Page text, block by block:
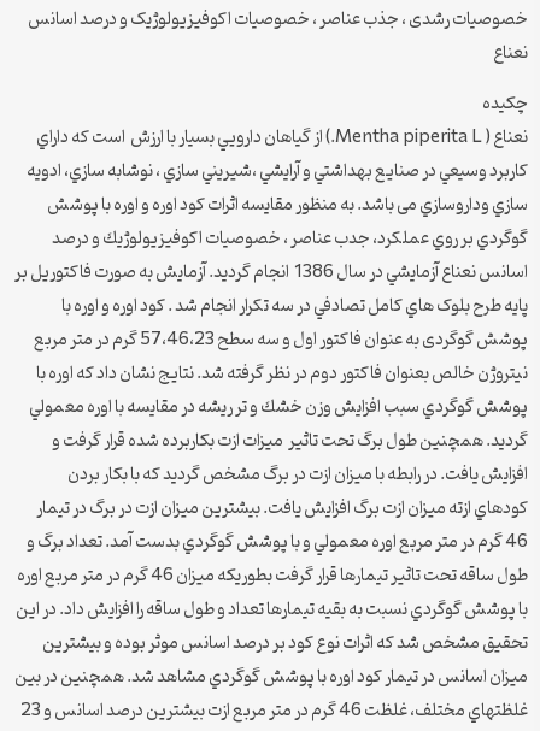
خصوصیات رشدی ، جذب عناصر ، خصوصیات اکوفیزیولوژیک و درصد اسانس
نعناع
چکيده
نعناع ( Mentha piperita L.) از گياهان دارويي بسيار با ارزش است که داراي
کاربرد وسيعي در صنايع بهداشتي و آرايشي ،شيريني سازي ، نوشابه سازي، ادويه
سازي وداروسازي می باشد. به منظور مقايسه اثرات كود اوره و اوره با پوشش
گوگردي بر روي عملكرد، جدب عناصر ، خصوصيات اكوفيزيولوژيك و درصد
اسانس نعناع آزمايشي در سال 1386 انجام گرديد. آزمايش به صورت فاکتوریل بر
پایه طرح بلوک هاي کامل تصادفي در سه تکرار انجام شد . کود اوره و اوره با
پوشش گوگردی به عنوان فاکتور اول و سه سطح 57،46،23 گرم در متر مربع
نيتروژن خالص بعنوان فاکتور دوم در نظر گرفته شد. نتايج نشان داد که اوره با
پوشش گوگردي سبب افزايش وزن خشك و تر ريشه در مقايسه با اوره معمولي
گرديد. همچنين طول برگ تحت تاثير ميزات ازت بكاربرده شده قرار گرفت و
افزایش يافت. در رابطه با ميزان ازت در برگ مشخص گرديد كه با بكار بردن
كودهاي ازته ميزان ازت برگ افزايش یافت. بيشترين ميزان ازت در برگ در تيمار
46 گرم در متر مربع اوره معمولي و با پوشش گوگردي بدست آمد. تعداد برگ و
طول ساقه تحت تاثير تيمارها قرار گرفت بطوريكه ميزان 46 گرم در متر مربع اوره
با پوشش گوگردي نسبت به بقيه تيمارها تعداد و طول ساقه را افزایش داد. در اين
تحقيق مشخص شد كه اثرات نوع كود بر درصد اسانس موثر بوده و بيشترين
ميزان اسانس در تيمار كود اوره با پوشش گوگردي مشاهد شد. همچنین در بين
غلظتهاي مختلف، غلظت 46 گرم در متر مربع ازت بيشترين درصد اسانس و 23